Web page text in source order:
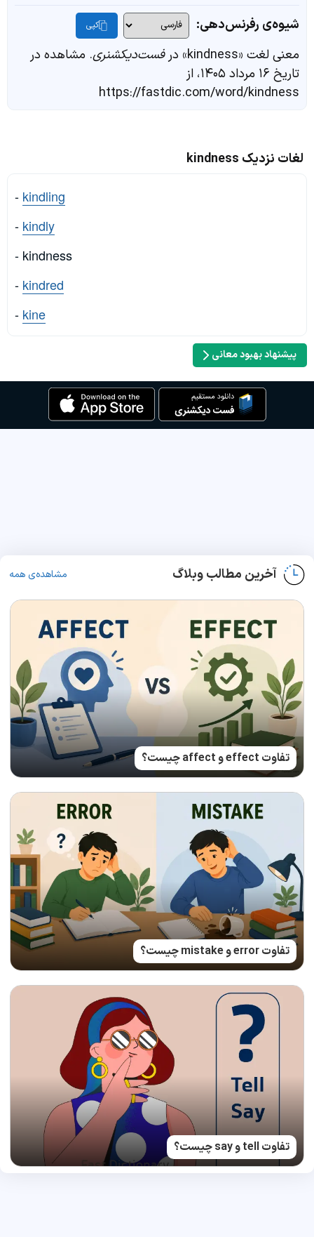
شیوه‌ی رفرنس‌دهی: کپی
معنی لغت «kindness» در فست‌دیکشنری. مشاهده در
تاریخ ۱۶ مرداد ۱۴۰۵، از
https://fastdic.com/word/kindness
لغات نزدیک kindness
- kindling
- kindly
- kindness
- kindred
- kine
پیشنهاد بهبود معانی
آخرین مطالب وبلاگ مشاهده‌ی همه
تفاوت effect و affect چیست؟
تفاوت error و mistake چیست؟
تفاوت tell و say چیست؟